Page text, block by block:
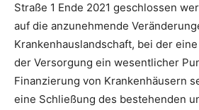
Straße 1 Ende 2021 geschlossen
auf die anzunehmende
Krankenhauslandschaft, bei der
der Versorgung ein wesentlicher
Finanzierung von Krankenhäusern
eine Schließung des bestehenden